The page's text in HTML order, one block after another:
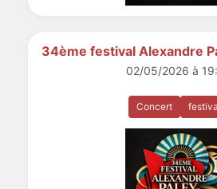
34ème festival Alexandre
02/05/2026 à
Concert